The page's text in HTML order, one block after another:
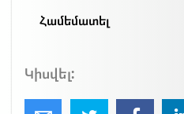
Համեմատել
Կիսվել: